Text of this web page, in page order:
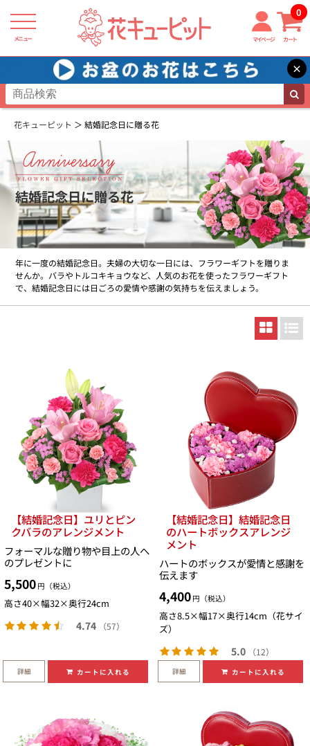
メニュー マイページ カート
0
×
花キューピット 結婚記念日に贈る花
結婚記念日に贈る花
年に一度の結婚記念日。夫婦の大切な一日には、フラワーギフトを贈りま
せんか。バラやトルコキキョウなど、人気のお花を使ったフラワーギフト
で、結婚記念日には日ごろの愛情や感謝の気持ちを伝えましょう。
【結婚記念日】ユリとピン
クバラのアレンジメント
フォーマルな贈り物や目上の人へ
のプレゼントに
5,500 円（税込）
高さ40×幅32×奥行24cm
4.74 （57）
詳細 カートに入れる
【結婚記念日】結婚記念日
のハートボックスアレンジ
メント
ハートのボックスが愛情と感謝を
伝えます
4,400 円（税込）
高さ8.5×幅17×奥行14cm（花サイ
ズ）
5.0 （12）
詳細 カートに入れる